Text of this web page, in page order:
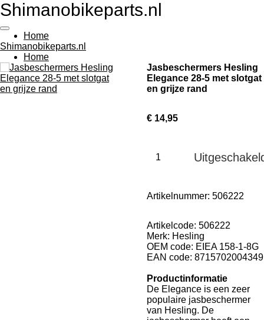
Ga
naar
de
hoofdinhoud
Shimanobikeparts.nl
Home
Shimanobikeparts.nl
Home
Jasbeschermers Hesling
Elegance 28-5 met slotgat
en grijze rand
€ 14,95
Artikelnummer: 506222
Artikelcode: 506222
Merk: Hesling
OEM code: EIEA 158-1-8G
EAN code: 8715702004349
Productinformatie
De Elegance is een zeer
populaire jasbeschermer
van Hesling. De